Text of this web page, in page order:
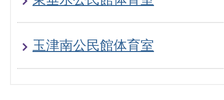
玉津南公民館体育室